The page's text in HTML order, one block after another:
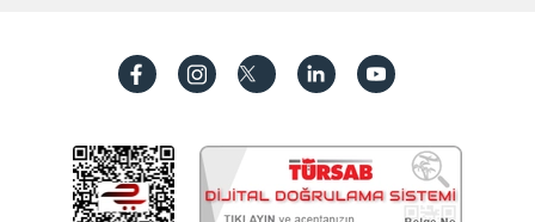
Sıkça sorulan sorular
İşlem rehberi
Hesap oluştur
Koşullar ve şartlar